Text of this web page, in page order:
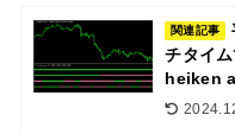
関連記事
チタイ
heiken